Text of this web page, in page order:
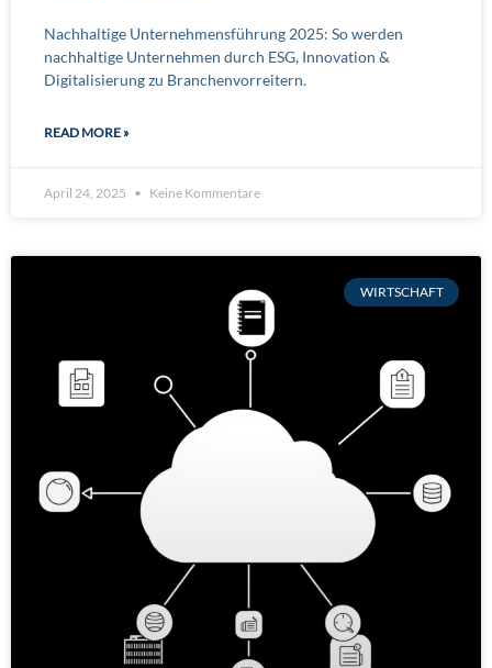
Nachhaltige Unternehmensführung 2025: So werden
nachhaltige Unternehmen durch ESG, Innovation &
Digitalisierung zu Branchenvorreitern.
READ MORE »
April 24, 2025 Keine Kommentare
WIRTSCHAFT